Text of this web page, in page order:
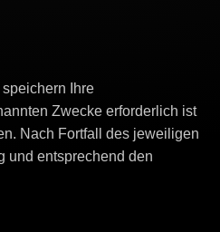
Ihre
Zwecke erforderlich ist
Nach Fortfall des jeweiligen
und entsprechend den